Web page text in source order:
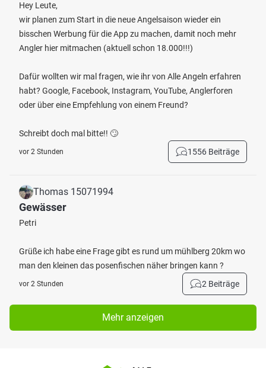
Hey Leute,
wir planen zum Start in die neue Angelsaison wieder ein
bisschen Werbung für die App zu machen, damit noch mehr
Angler hier mitmachen (aktuell schon 18.000!!!)
Dafür wollten wir mal fragen, wie ihr von Alle Angeln erfahren
habt? Google, Facebook, Instagram, YouTube, Anglerforen
oder über eine Empfehlung von einem Freund?
Schreibt doch mal bitte!! 🙄
vor 2 Stunden 1556 Beiträge
Thomas 15071994
Gewässer
Petri
Grüße ich habe eine Frage gibt es rund um mühlberg 20km wo
man den kleinen das posenfischen näher bringen kann ?
vor 2 Stunden 2 Beiträge
Mehr anzeigen